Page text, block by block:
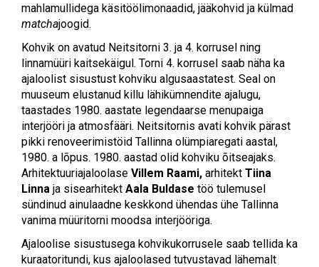
mahlamullidega käsitöölimonaadid, jääkohvid ja külmad
matchajoogid.
Kohvik on avatud Neitsitorni 3. ja 4. korrusel ning
linnamüüri kaitsekäigul. Torni 4. korrusel saab näha ka
ajaloolist sisustust kohviku algusaastatest. Seal on
muuseum elustanud killu lähikümnendite ajalugu,
taastades 1980. aastate legendaarse menupaiga
interjööri ja atmosfääri. Neitsitornis avati kohvik pärast
pikki renoveerimistöid Tallinna olümpiaregati aastal,
1980. a lõpus. 1980. aastad olid kohviku õitseajaks.
Arhitektuuriajaloolase Villem Raami, arhitekt Tiina
Linna ja sisearhitekt Aala Buldase töö tulemusel
sündinud ainulaadne keskkond ühendas ühe Tallinna
vanima müüritorni moodsa interjööriga.
Ajaloolise sisustusega kohvikukorrusele saab tellida ka
kuraatoritundi, kus ajaloolased tutvustavad lähemalt